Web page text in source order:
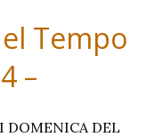
Tempo
–
DOMENICA DEL